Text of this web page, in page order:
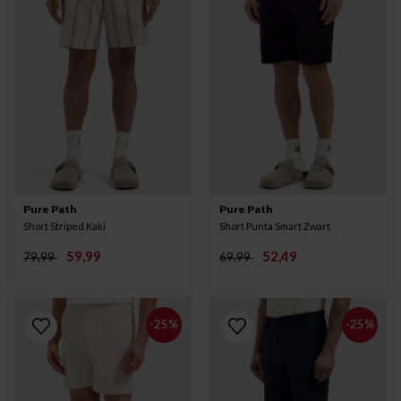
Pure Path
Short Striped Kaki
79,99 59,99
Pure Path
Short Punta Smart Zwart
69,99 52,49
-25% -25%